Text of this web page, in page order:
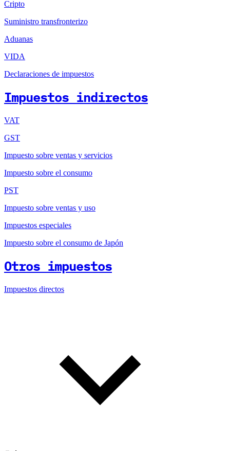
Cripto
Suministro transfronterizo
Aduanas
VIDA
Declaraciones de impuestos
Impuestos indirectos
VAT
GST
Impuesto sobre ventas y servicios
Impuesto sobre el consumo
PST
Impuesto sobre ventas y uso
Impuestos especiales
Impuesto sobre el consumo de Japón
Otros impuestos
Impuestos directos